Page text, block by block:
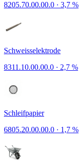
8205.70.00.00.0 · 3,7 %
Schweisselektrode
8311.10.00.00.0 · 2,7 %
Schleifpapier
6805.20.00.00.0 · 1,7 %